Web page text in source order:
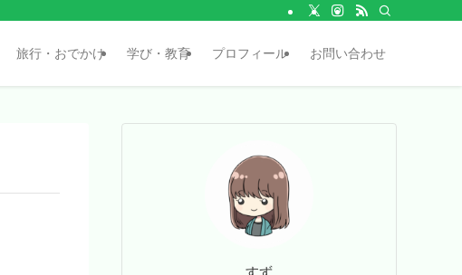
旅行・おでかけ 学び・教育 プロフィール お問い合わせ
すず